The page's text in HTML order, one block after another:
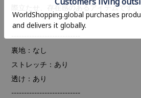
際立たせ、存在感のあるアイテムです。
裏地：なし
ストレッチ：あり
透け：あり
---------------------------